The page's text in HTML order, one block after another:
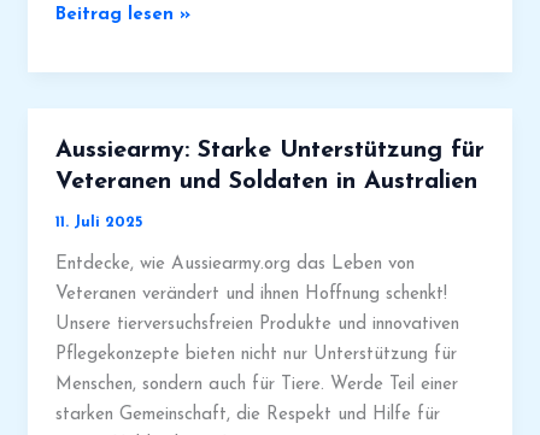
Anwendungstipps
Aussiearmy:
Unterstützung
für
und
Soldaten
Beitrag lesen »
Aussiearmy: Starke Unterstützung für
Veteranen und Soldaten in Australien
11. Juli 2025
Entdecke, wie Aussiearmy.org das Leben von
Veteranen verändert und ihnen Hoffnung schenkt!
Unsere tierversuchsfreien Produkte und innovativen
Pflegekonzepte bieten nicht nur Unterstützung für
Menschen, sondern auch für Tiere. Werde Teil einer
starken Gemeinschaft, die Respekt und Hilfe für